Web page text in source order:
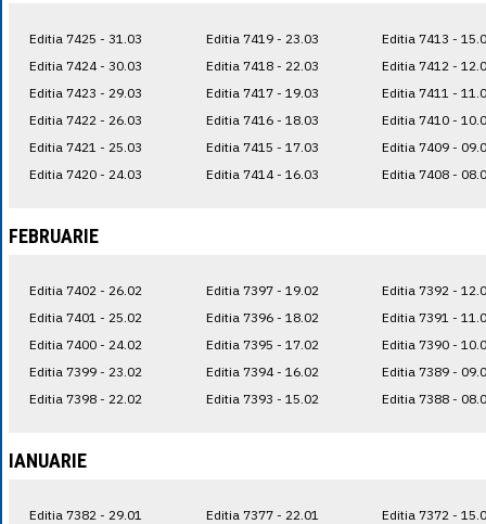
Editia 7425 - 31.03
Editia 7424 - 30.03
Editia 7423 - 29.03
Editia 7422 - 26.03
Editia 7421 - 25.03
Editia 7420 - 24.03
Editia 7419 - 23.03
Editia 7418 - 22.03
Editia 7417 - 19.03
Editia 7416 - 18.03
Editia 7415 - 17.03
Editia 7414 - 16.03
Editia 7413 -
Editia 7412 -
Editia 7411 -
Editia 7410 -
Editia 7409 -
Editia 7408 -
FEBRUARIE
Editia 7402 - 26.02
Editia 7401 - 25.02
Editia 7400 - 24.02
Editia 7399 - 23.02
Editia 7398 - 22.02
Editia 7397 - 19.02
Editia 7396 - 18.02
Editia 7395 - 17.02
Editia 7394 - 16.02
Editia 7393 - 15.02
Editia 7392 -
Editia 7391 -
Editia 7390 -
Editia 7389 -
Editia 7388 -
IANUARIE
Editia 7382 - 29.01
Editia 7377 - 22.01
Editia 7372 -